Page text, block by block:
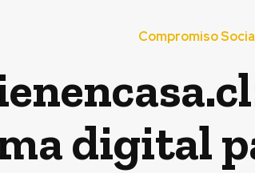
Compromiso
digital